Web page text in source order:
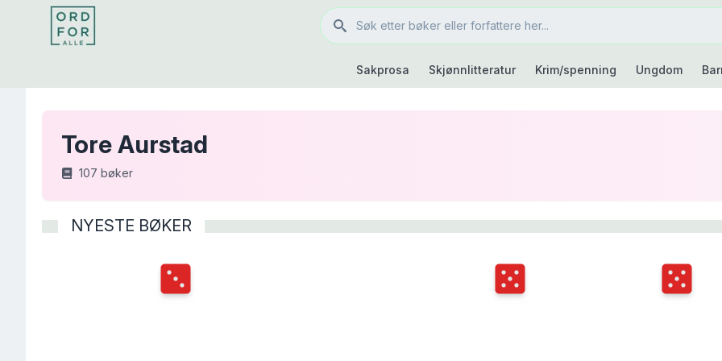
Sakprosa Skjønnlitteratur Krim/spenning Ungdom
Tore Aurstad
107 bøker
NYESTE BØKER
Terningkast Terningkast